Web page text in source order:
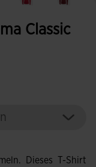
Classic
Dieses T-Shirt